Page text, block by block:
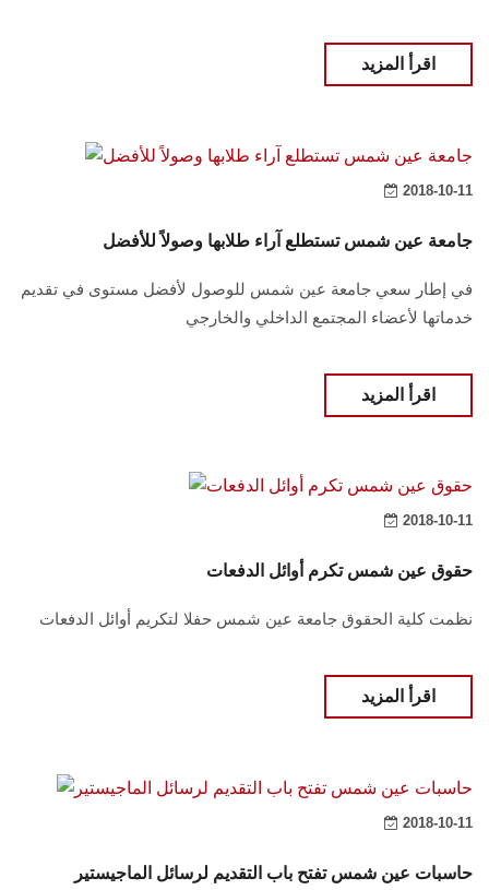
اقرأ المزيد
2018-10-11
جامعة عين شمس تستطلع آراء طلابها وصولاً للأفضل
في إطار سعي جامعة عين شمس للوصول لأفضل مستوى في تقديم
خدماتها لأعضاء المجتمع الداخلي والخارجي
اقرأ المزيد
2018-10-11
حقوق عين شمس تكرم أوائل الدفعات
نظمت كلية الحقوق جامعة عين شمس حفلا لتكريم أوائل الدفعات
اقرأ المزيد
2018-10-11
حاسبات عين شمس تفتح باب التقديم لرسائل الماجيستير